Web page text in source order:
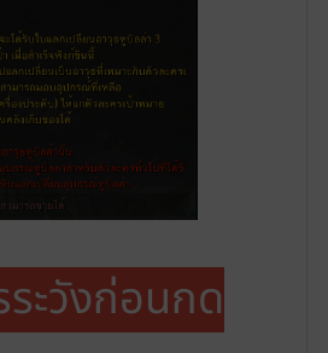
ะวังก่อนกด